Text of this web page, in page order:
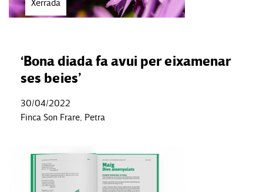
Xerrada
‘Bona diada fa avui per eixamenar
ses beies’
30/04/2022
Finca Son Frare, Petra